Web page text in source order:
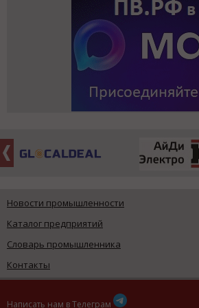
Новости промышленности
Каталог предприятий
Словарь промышленника
Контакты
Написать нам в Телеграм